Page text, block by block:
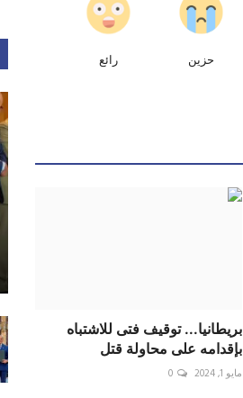
حزين رائع
بريطانيا... توقيف فتى للاشتباه
بإقدامه على محاولة قتل
مايو 1, 2024 0